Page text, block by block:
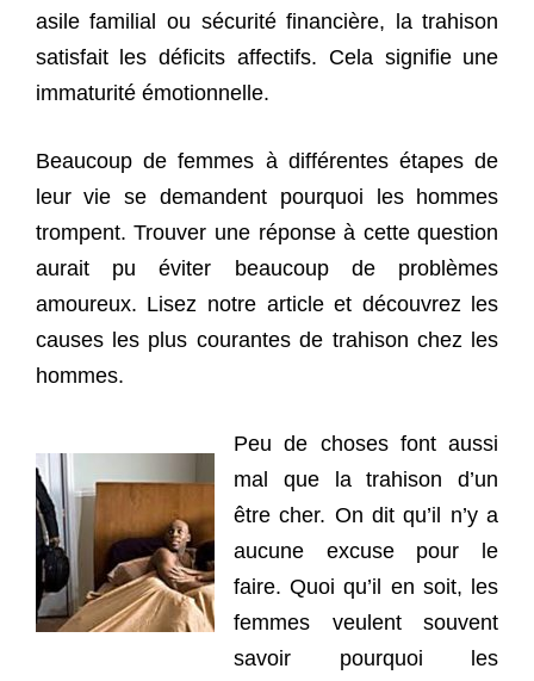
asile familial ou sécurité financière, la trahison
satisfait les déficits affectifs. Cela signifie une
immaturité émotionnelle.
Beaucoup de femmes à différentes étapes de
leur vie se demandent pourquoi les hommes
trompent. Trouver une réponse à cette question
aurait pu éviter beaucoup de problèmes
amoureux. Lisez notre article et découvrez les
causes les plus courantes de trahison chez les
hommes.
Peu de choses font aussi
mal que la trahison d’un
être cher. On dit qu’il n’y a
aucune excuse pour le
faire. Quoi qu’il en soit, les
femmes veulent souvent
savoir pourquoi les